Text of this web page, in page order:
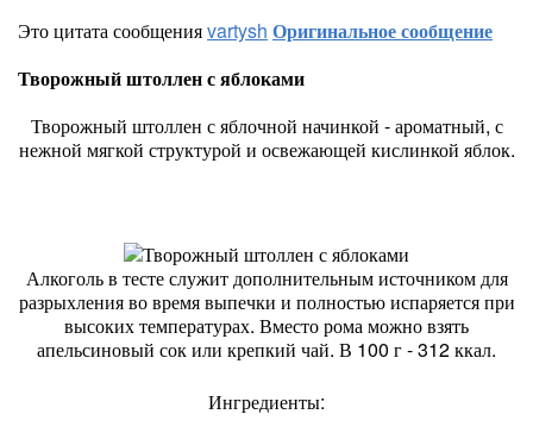
Это цитата сообщенияvartysh Оригинальное сообщение
Творожный штоллен с яблоками
Творожный штоллен с яблочной начинкой - ароматный, с
нежной мягкой структурой и освежающей кислинкой яблок.
Алкоголь в тесте служит дополнительным источником для
разрыхления во время выпечки и полностью испаряется при
высоких температурах. Вместо рома можно взять
апельсиновый сок или крепкий чай. В 100 г - 312 ккал.
Ингредиенты: